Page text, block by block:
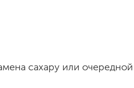
сахару или